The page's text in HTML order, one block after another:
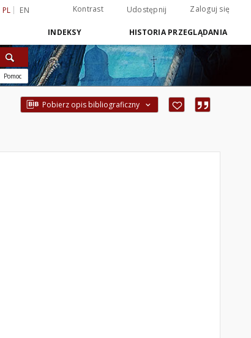
PL EN Kontrast Udostępnij Zaloguj się
INDEKSY HISTORIA PRZEGLĄDANIA
Pomoc
Pobierz opis bibliograficzny